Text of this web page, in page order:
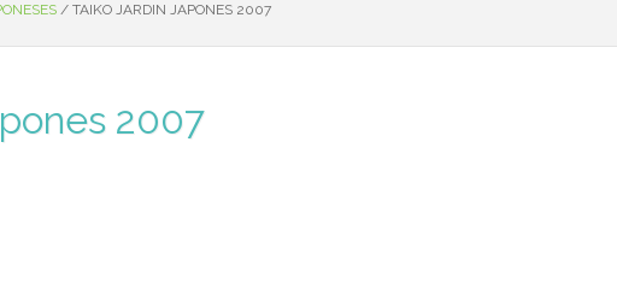
/ TAIKO JARDIN JAPONES 2007
2007